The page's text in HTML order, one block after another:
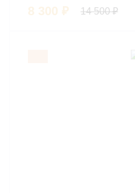
8 300 ₽ 14 500₽